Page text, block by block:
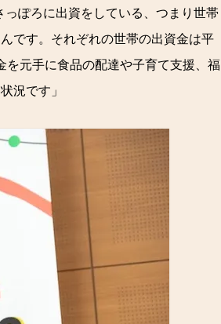
っぽろに出資をしている、つまり世帯
です。それぞれの世帯の出資金は平
元手に食品の配達や子育て支援、福
況です」